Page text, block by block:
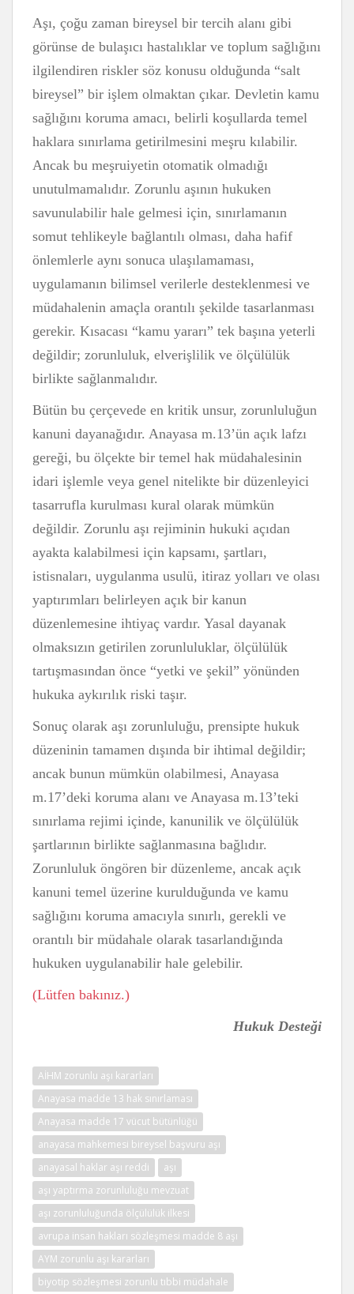
Aşı, çoğu zaman bireysel bir tercih alanı gibi
görünse de bulaşıcı hastalıklar ve toplum sağlığını
ilgilendiren riskler söz konusu olduğunda “salt
bireysel” bir işlem olmaktan çıkar. Devletin kamu
sağlığını koruma amacı, belirli koşullarda temel
haklara sınırlama getirilmesini meşru kılabilir.
Ancak bu meşruiyetin otomatik olmadığı
unutulmamalıdır. Zorunlu aşının hukuken
savunulabilir hale gelmesi için, sınırlamanın
somut tehlikeyle bağlantılı olması, daha hafif
önlemlerle aynı sonuca ulaşılamaması,
uygulamanın bilimsel verilerle desteklenmesi ve
müdahalenin amaçla orantılı şekilde tasarlanması
gerekir. Kısacası “kamu yararı” tek başına yeterli
değildir; zorunluluk, elverişlilik ve ölçülülük
birlikte sağlanmalıdır.
Bütün bu çerçevede en kritik unsur, zorunluluğun
kanuni dayanağıdır. Anayasa m.13’ün açık lafzı
gereği, bu ölçekte bir temel hak müdahalesinin
idari işlemle veya genel nitelikte bir düzenleyici
tasarrufla kurulması kural olarak mümkün
değildir. Zorunlu aşı rejiminin hukuki açıdan
ayakta kalabilmesi için kapsamı, şartları,
istisnaları, uygulanma usulü, itiraz yolları ve olası
yaptırımları belirleyen açık bir kanun
düzenlemesine ihtiyaç vardır. Yasal dayanak
olmaksızın getirilen zorunluluklar, ölçülülük
tartışmasından önce “yetki ve şekil” yönünden
hukuka aykırılık riski taşır.
Sonuç olarak aşı zorunluluğu, prensipte hukuk
düzeninin tamamen dışında bir ihtimal değildir;
ancak bunun mümkün olabilmesi, Anayasa
m.17’deki koruma alanı ve Anayasa m.13’teki
sınırlama rejimi içinde, kanunilik ve ölçülülük
şartlarının birlikte sağlanmasına bağlıdır.
Zorunluluk öngören bir düzenleme, ancak açık
kanuni temel üzerine kurulduğunda ve kamu
sağlığını koruma amacıyla sınırlı, gerekli ve
orantılı bir müdahale olarak tasarlandığında
hukuken uygulanabilir hale gelebilir.
(Lütfen bakınız.)
Hukuk Desteği
AİHM zorunlu aşı kararları
Anayasa madde 13 hak sınırlaması
Anayasa madde 17 vücut bütünlüğü
anayasa mahkemesi bireysel başvuru aşı
anayasal haklar aşı reddi
aşı
aşı yaptırma zorunluluğu mevzuat
aşı zorunluluğunda ölçülülük ilkesi
avrupa insan hakları sözleşmesi madde 8 aşı
AYM zorunlu aşı kararları
biyotip sözleşmesi zorunlu tıbbi müdahale